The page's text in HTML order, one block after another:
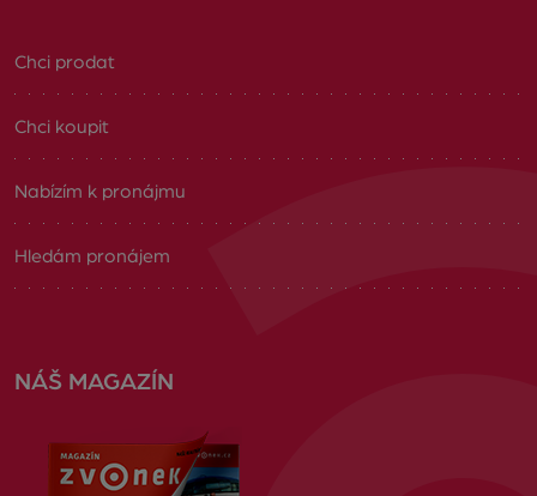
Chci prodat
Chci koupit
Nabízím k pronájmu
Hledám pronájem
NÁŠ MAGAZÍN